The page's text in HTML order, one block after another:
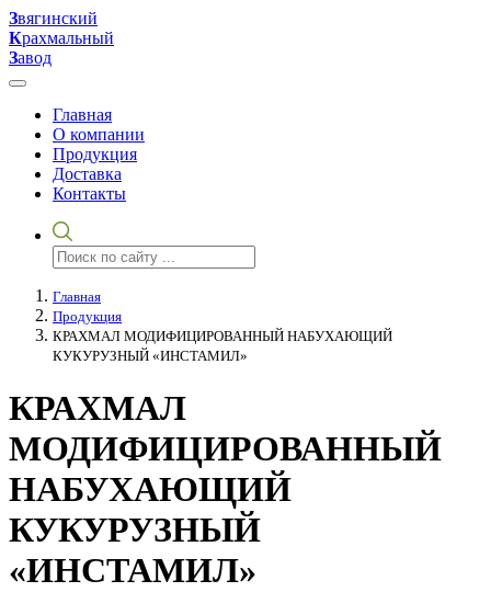
Звягинский
Крахмальный
Завод
Главная
О компании
Продукция
Доставка
Контакты
Главная
Продукция
КРАХМАЛ МОДИФИЦИРОВАННЫЙ НАБУХАЮЩИЙ
КУКУРУЗНЫЙ «ИНСТАМИЛ»
КРАХМАЛ
МОДИФИЦИРОВАННЫЙ
НАБУХАЮЩИЙ
КУКУРУЗНЫЙ
«ИНСТАМИЛ»